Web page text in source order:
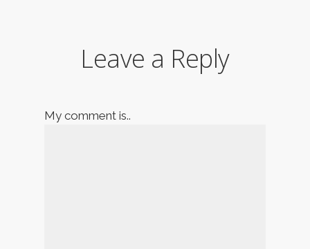
Leave a Reply
My comment is..